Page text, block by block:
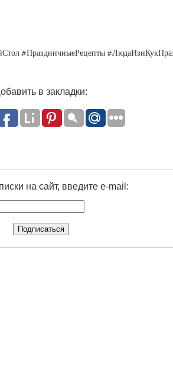
#ПраздничныеРецепты
в закладки:
на сайт, введите e-mail: